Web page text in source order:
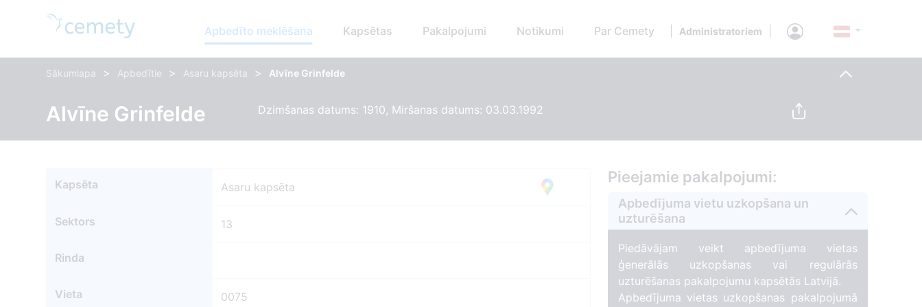
Apbedīto meklēšana Kapsētas Pakalpojumi Notikumi Par Cemety Administratoriem
Sākumlapa > Apbedītie > Asaru kapsēta > Alvīne Grinfelde
Alvīne Grinfelde Dzimšanas datums: 1910, Miršanas datums: 03.03.1992
Kapsēta Asaru kapsēta
Sektors 13
Rinda
Vieta 0075
Pieejamie pakalpojumi:
Apbedījuma vietu uzkopšana un
uzturēšana
Piedāvājam veikt apbedījuma vietas
ģenerālās uzkopšanas vai regulārās
uzturēšanas pakalpojumu kapsētās Latvijā.
Apbedījuma vietas uzkopšanas pakalpojumā